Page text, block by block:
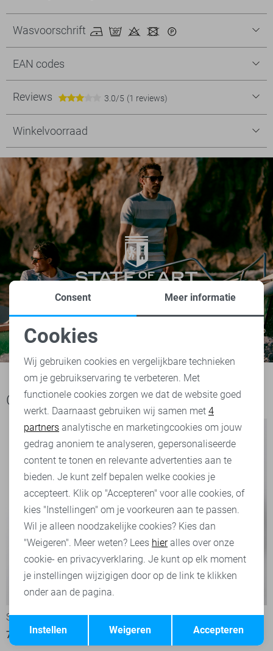
Wasvoorschrift
EAN codes
Reviews 3.0/5 (1 reviews)
Winkelvoorraad
Ook het bekijken waard
-50%
State of Art Vest
74,95 149,95
State of Art Vest
118,95
169,95
Noodzakelijke cookies
Personalisatie cookies
Analytische cookies
Marketing cookies
Terug Opslaan
Consent Meer informatie
Cookies
Wij gebruiken cookies en vergelijkbare technieken
om je gebruikservaring te verbeteren. Met
functionele cookies zorgen we dat de website goed
werkt. Daarnaast gebruiken wij samen met 4
partners analytische en marketingcookies om jouw
gedrag anoniem te analyseren, gepersonaliseerde
content te tonen en relevante advertenties aan te
bieden. Je kunt zelf bepalen welke cookies je
accepteert. Klik op "Accepteren" voor alle cookies, of
kies "Instellingen" om je voorkeuren aan te passen.
Wil je alleen noodzakelijke cookies? Kies dan
"Weigeren". Meer weten? Lees hieralles over onze
cookie- en privacyverklaring. Je kunt op elk moment
je instellingen wijzigigen door op de link te klikken
onder aan de pagina.
Accepteren
Weigeren
Instellen